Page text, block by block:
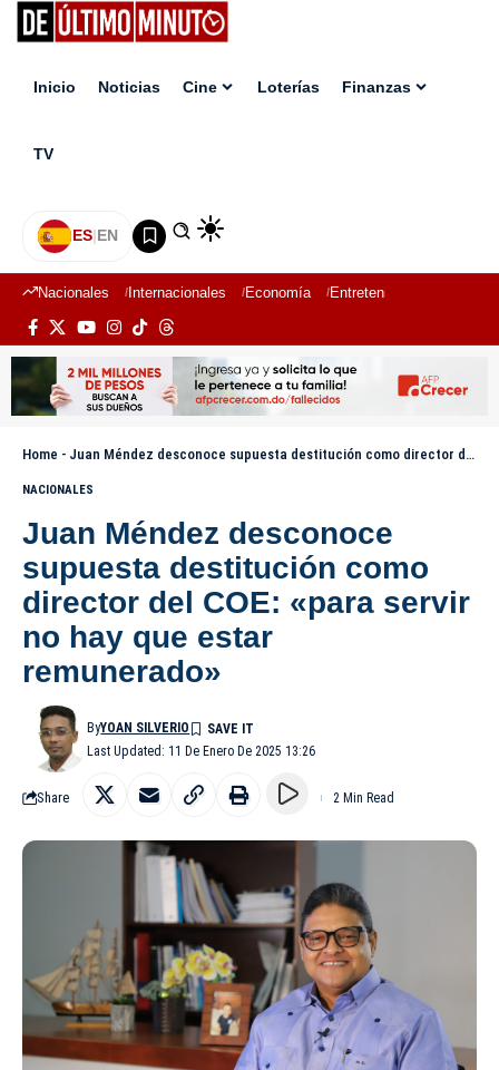
Inicio Noticias Cine Loterías Finanzas
TV
ES|EN
Nacionales Internacionales Economía Entretenimiento
Home - Juan Méndez desconoce supuesta destitución como director del COE: «para servir no hay que estar remunerado»
NACIONALES
Juan Méndez desconoce
supuesta destitución como
director del COE: «para servir
no hay que estar
remunerado»
Last Updated: 11 De Enero De 2025 13:26
ByYOAN SILVERIO
Share 2 Min Read